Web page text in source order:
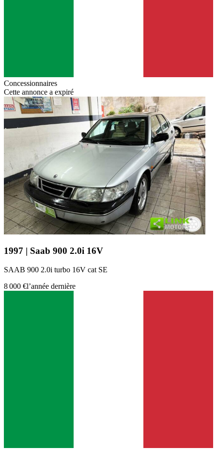
Concessionnaires
Cette annonce a expiré
1997 | Saab 900 2.0i 16V
SAAB 900 2.0i turbo 16V cat SE
8 000 €l’année dernière